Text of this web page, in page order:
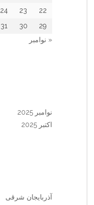
22
23
24
29
30
31
« نوامبر
نوامبر 2025
اکتبر 2025
آذربایجان شرقی